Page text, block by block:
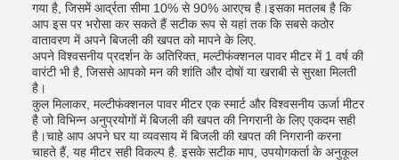
गया है, जिसमें आर्द्रता सीमा 10% से 90% आरएच है।इसका मतलब है कि
आप इस पर भरोसा कर सकते हैं सटीक रूप से यहां तक कि सबसे कठोर
वातावरण में अपने बिजली की खपत को मापने के लिए.
अपने विश्वसनीय प्रदर्शन के अतिरिक्त, मल्टीफंक्शनल पावर मीटर में 1 वर्ष की
वारंटी भी है, जिससे आपको मन की शांति और दोषों या खराबी से सुरक्षा मिलती
है।
कुल मिलाकर, मल्टीफंक्शनल पावर मीटर एक स्मार्ट और विश्वसनीय ऊर्जा मीटर
है जो विभिन्न अनुप्रयोगों में बिजली की खपत की निगरानी के लिए एकदम सही
है।चाहे आप अपने घर या व्यवसाय में बिजली की खपत की निगरानी करना
चाहते हैं, यह मीटर सही विकल्प है. इसके सटीक माप, उपयोगकर्ता के अनुकूल